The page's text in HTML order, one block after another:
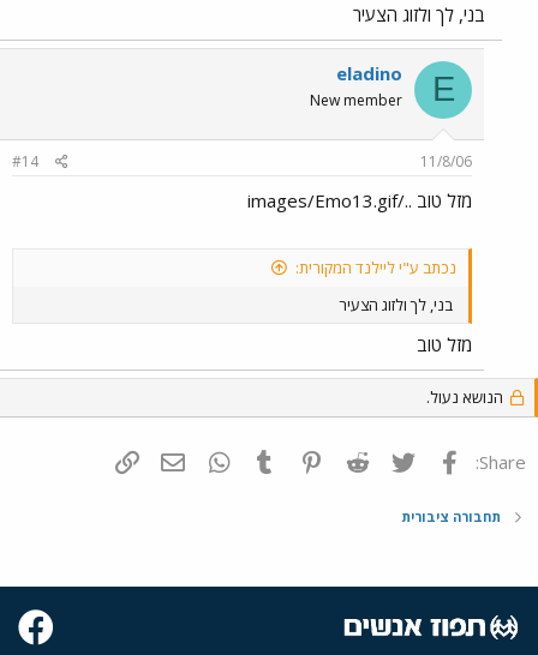
בני, לך ולזוג הצעיר
E
eladino
New member
11/8/06
#14
מזל טוב ../images/Emo13.gif
נכתב ע"י ליילנד המקורית:
בני, לך ולזוג הצעיר
מזל טוב
הנושא נעול.
Share: פייסבוק Twitter
Reddit
Pinterest
Tumblr
WhatsAppדואר אלקטרוני
תחבורה ציבורית